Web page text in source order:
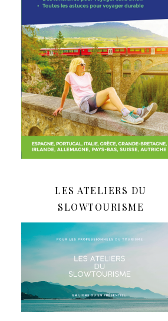
LES ATELIERS DU
SLOWTOURISME